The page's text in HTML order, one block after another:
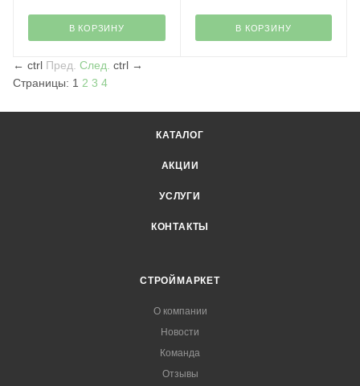
В КОРЗИНУ В КОРЗИНУ
← ctrl Пред. След. ctrl →
Страницы: 1 2 3 4
КАТАЛОГ
АКЦИИ
УСЛУГИ
КОНТАКТЫ
СТРОЙМАРКЕТ
О компании
Новости
Команда
Отзывы